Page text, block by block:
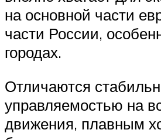
на основной части
части России,
городах.
Отличаются
управляемостью на
движения, плавным